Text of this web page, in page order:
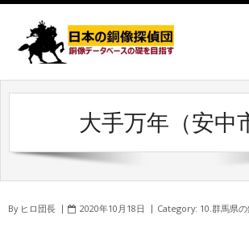
大手万年（安中
By ヒロ団長 2020年10月18日 Category: 10.群馬県